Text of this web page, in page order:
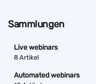
Sammlungen
Live webinars
8 Artikel
Automated webinars